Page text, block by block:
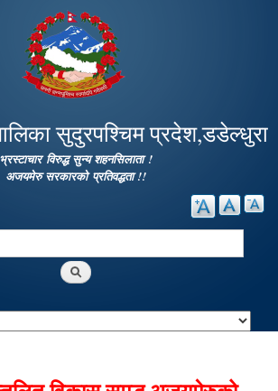
main
content
सुदुरपश्चिम प्रदेश,डडेल्धुरा
भ्रस्टाचार विरुद्ध सुन्य शहनसिलाता !
अजयमेरु सरकारको प्रतिवद्धता !!